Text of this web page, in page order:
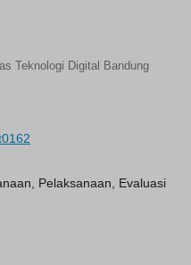
Teknologi Digital Bandung
Pelaksanaan, Evaluasi